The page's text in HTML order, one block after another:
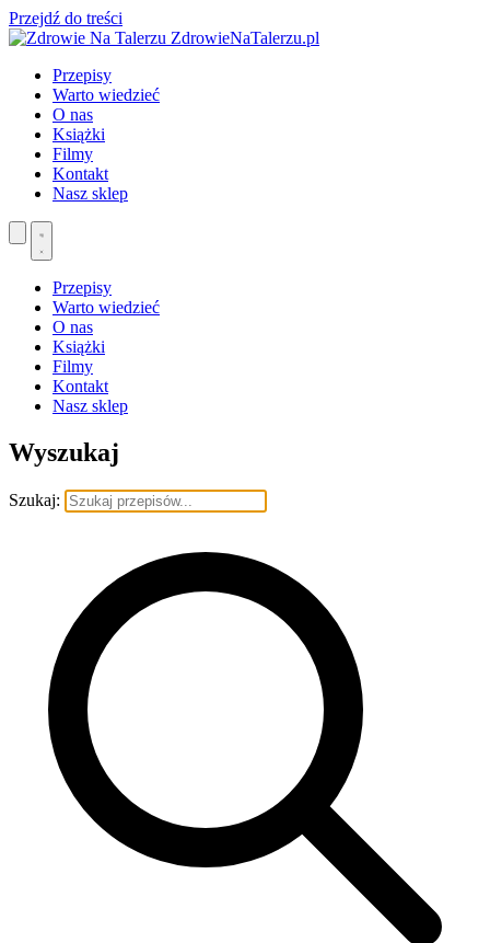
Przejdź do treści
ZdrowieNaTalerzu.pl
Przepisy
Warto wiedzieć
O nas
Książki
Filmy
Kontakt
Nasz sklep
Przepisy
Warto wiedzieć
O nas
Książki
Filmy
Kontakt
Nasz sklep
Wyszukaj
Szukaj: